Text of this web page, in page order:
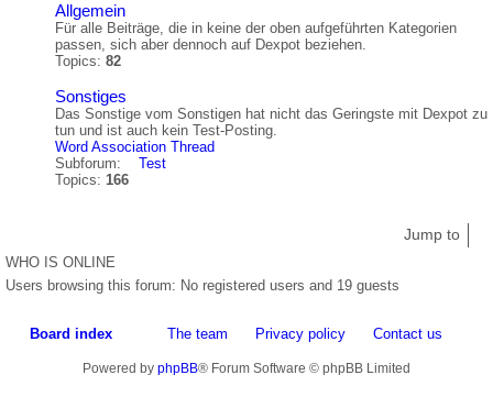
Allgemein
Für alle Beiträge, die in keine der oben aufgeführten Kategorien
passen, sich aber dennoch auf Dexpot beziehen.
Topics: 82
Sonstiges
Das Sonstige vom Sonstigen hat nicht das Geringste mit Dexpot zu
tun und ist auch kein Test-Posting.
Word Association Thread
Subforum:
Test
Topics: 166
Jump to
WHO IS ONLINE
Users browsing this forum: No registered users and 19 guests
Board index Contact us
Privacy policy
The team
Powered by phpBB® Forum Software © phpBB Limited